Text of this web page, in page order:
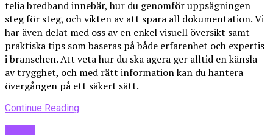
telia bredband innebär, hur du genomför uppsägningen
steg för steg, och vikten av att spara all dokumentation. Vi
har även delat med oss av en enkel visuell översikt samt
praktiska tips som baseras på både erfarenhet och expertis
i branschen. Att veta hur du ska agera ger alltid en känsla
av trygghet, och med rätt information kan du hantera
övergången på ett säkert sätt.
Continue Reading